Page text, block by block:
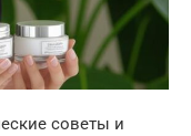
советы и